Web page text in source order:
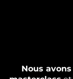
Nous